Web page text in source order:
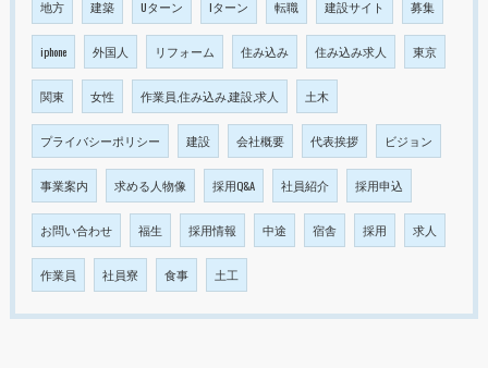
地方 建築 Uターン Iターン 転職 建設サイト 募集
iphone 外国人 リフォーム 住み込み 住み込み求人 東京
関東 女性 作業員,住み込み,建設,求人 土木
プライバシーポリシー 建設 会社概要 代表挨拶 ビジョン
事業案内 求める人物像 採用Q&A 社員紹介 採用申込
お問い合わせ 福生 採用情報 中途 宿舎 採用 求人
作業員 社員寮 食事 土工